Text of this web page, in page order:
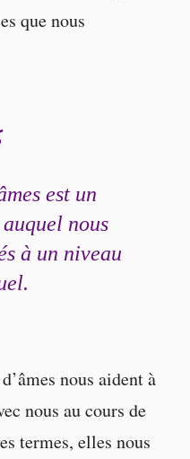
que nous
est un
nous
à un niveau
nous aident à
nous au cours de
termes, elles nous